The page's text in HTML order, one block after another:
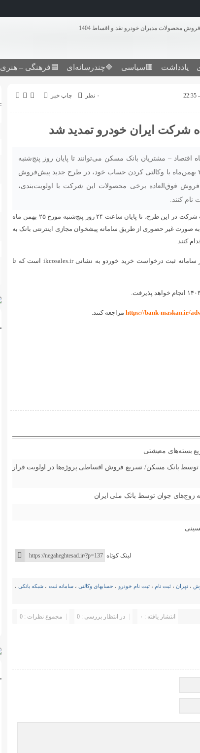
یادداشت 🟥سیاسی 🔷چندرسانه‌ای 🟦فرهنگی – هنری
چاپ خبر ۰ نظر
شرکت ایران خودرو تمدید شد
اقتصاد – مشتریان بانک مسکن می‌توانند تا پایان روز پنج‌شنبه
۲۵ بهمن‌ماه با وکالتی کردن حساب خود، در طرح جدید پیش‌فروش
فوق‌العاده برخی محصولات این شرکت با اولویت‌بندی،
نام کنند.
مشتریان بانک مسکن می‌توانند جهت شرکت در این طرح، تا پایان ساعت ۲۴ روز پنج‌شنبه مورخ ۲۵ بهمن ماه
به صورت غیر حضوری از طریق سامانه پیشخوان مجازی اینترنتی بانک به
مرحله دوم این طرح شامل ثبت درخواست خرید خودرو و تعیین روش فروش در سامانه ثبت درخواست خرید خوردو به نشانی ikcosales.ir است که تا
https://bank-maskan.ir/ مراجعه کنند.
مالی ۳۹۶ هزار واحد نهضت ملی توسط بانک مسکن/ تسریع فروش اقساطی پروژه‌ها در اولویت قرار
لینک کوتاه
، تهران، ثبت نام ،ثبت نام خودرو ، حسابهای وکالتی ،سامانه ثبت ، شبکه بانکی،
مجموع نظرات : 0 در انتظار بررسی : 0 انتشار یافته : ۰